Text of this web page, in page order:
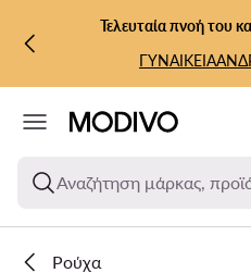
ΜΕΤΆΒΑΣΗ ΣΤΟ ΚΎΡΙΟ
ΜΕΤΆΒΑΣΗ ΣΤΗΝΤελευταία πνοή του
ΓΥΝΑΙΚΕΙΑ
Αναζήτηση μάρκας,
Ρούχα